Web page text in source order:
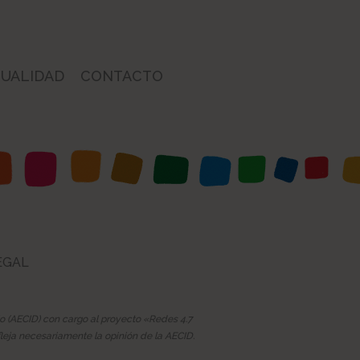
CONTACTO
con cargo al proyecto «Redes 4.7
necesariamente la opinión de la AECID.